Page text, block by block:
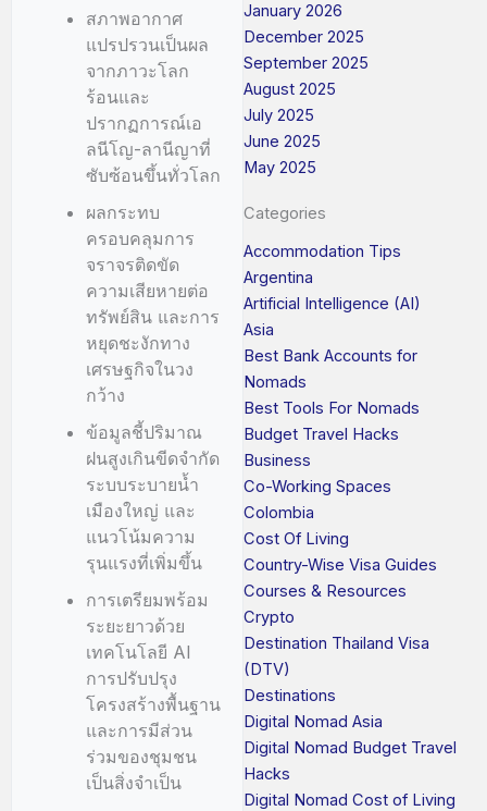
สภาพอากาศ
แปรปรวนเป็นผล
จากภาวะโลก
ร้อนและ
ปรากฏการณ์เอ
ลนีโญ-ลานีญาที่
ซับซ้อนขึ้นทั่วโลก
ผลกระทบ
ครอบคลุมการ
จราจรติดขัด
ความเสียหายต่อ
ทรัพย์สิน และการ
หยุดชะงักทาง
เศรษฐกิจในวง
กว้าง
ข้อมูลชี้ปริมาณ
ฝนสูงเกินขีดจำกัด
ระบบระบายน้ำ
เมืองใหญ่ และ
แนวโน้มความ
รุนแรงที่เพิ่มขึ้น
การเตรียมพร้อม
ระยะยาวด้วย
เทคโนโลยี AI
การปรับปรุง
โครงสร้างพื้นฐาน
และการมีส่วน
ร่วมของชุมชน
เป็นสิ่งจำเป็น
January 2026
December 2025
September 2025
August 2025
July 2025
June 2025
May 2025
Categories
Accommodation Tips
Argentina
Artificial Intelligence (AI)
Asia
Best Bank Accounts for
Nomads
Best Tools For Nomads
Budget Travel Hacks
Business
Co-Working Spaces
Colombia
Cost Of Living
Country-Wise Visa Guides
Courses & Resources
Crypto
Destination Thailand Visa
(DTV)
Destinations
Digital Nomad Asia
Digital Nomad Budget Travel
Hacks
Digital Nomad Cost of Living